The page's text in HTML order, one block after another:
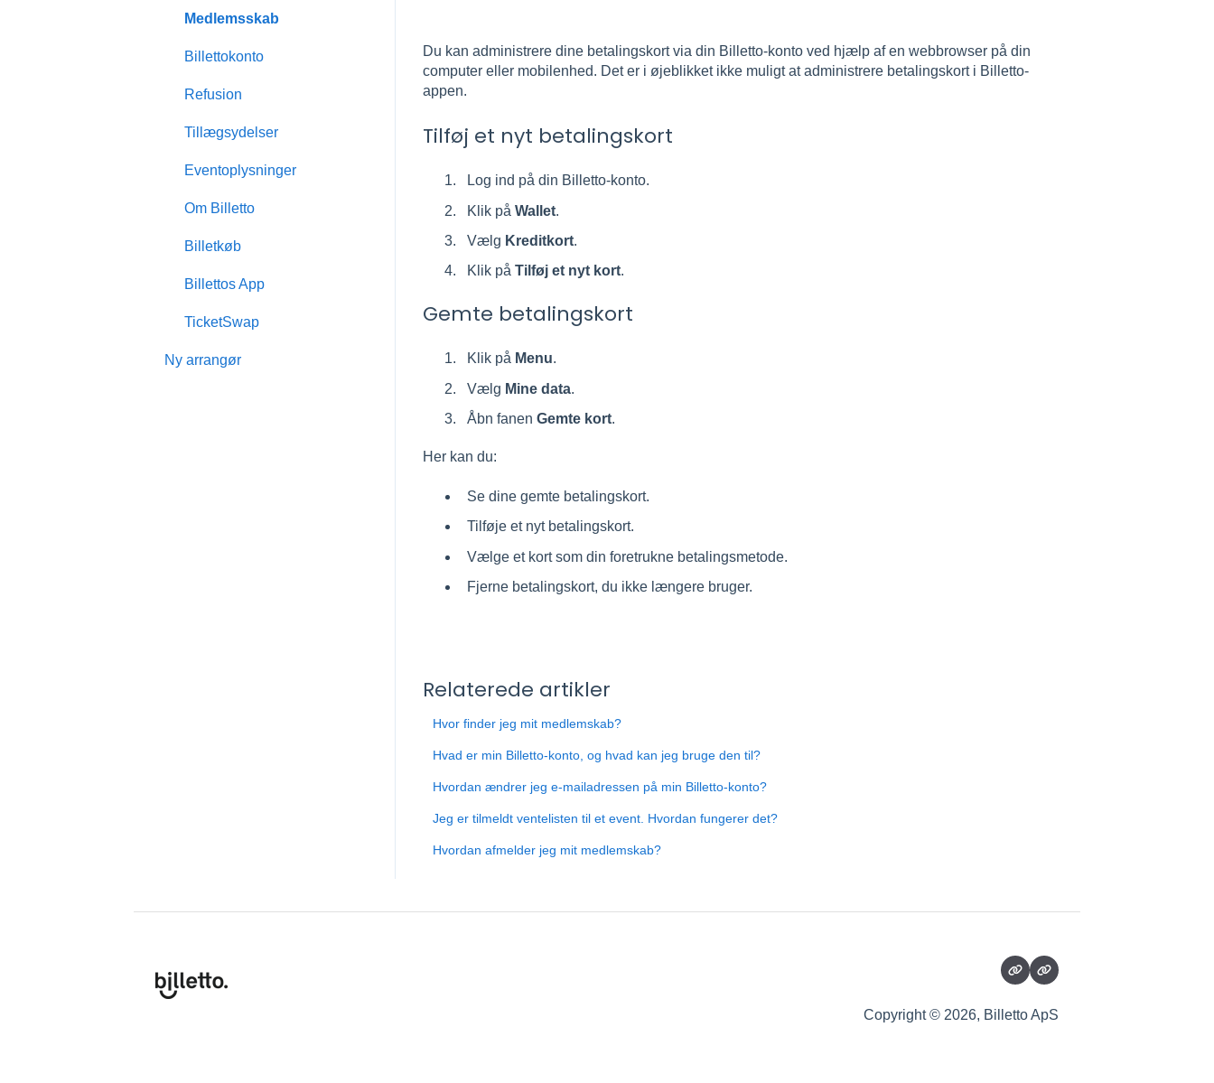
Du kan administrere dine betalingskort via din Billetto-konto ved hjælp af en webbrowser på din
computer eller mobilenhed. Det er i øjeblikket ikke muligt at administrere betalingskort i Billetto-
appen.
Tilføj et nyt betalingskort
Log ind på din Billetto-konto.
Klik på Wallet.
Vælg Kreditkort.
Klik på Tilføj et nyt kort.
Gemte betalingskort
Klik på Menu.
Vælg Mine data.
Åbn fanen Gemte kort.
Her kan du:
Se dine gemte betalingskort.
Tilføje et nyt betalingskort.
Vælge et kort som din foretrukne betalingsmetode.
Fjerne betalingskort, du ikke længere bruger.
Relaterede artikler
Hvor finder jeg mit medlemskab?
Hvad er min Billetto-konto, og hvad kan jeg bruge den til?
Hvordan ændrer jeg e-mailadressen på min Billetto-konto?
Jeg er tilmeldt ventelisten til et event. Hvordan fungerer det?
Hvordan afmelder jeg mit medlemskab?
Medlemsskab
Billettokonto
Refusion
Tillægsydelser
Eventoplysninger
Om Billetto
Billetkøb
Billettos App
TicketSwap
Ny arrangør
Copyright © 2026, Billetto ApS